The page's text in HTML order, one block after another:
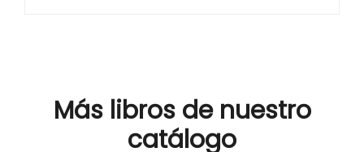
Más libros de nuestro
catálogo